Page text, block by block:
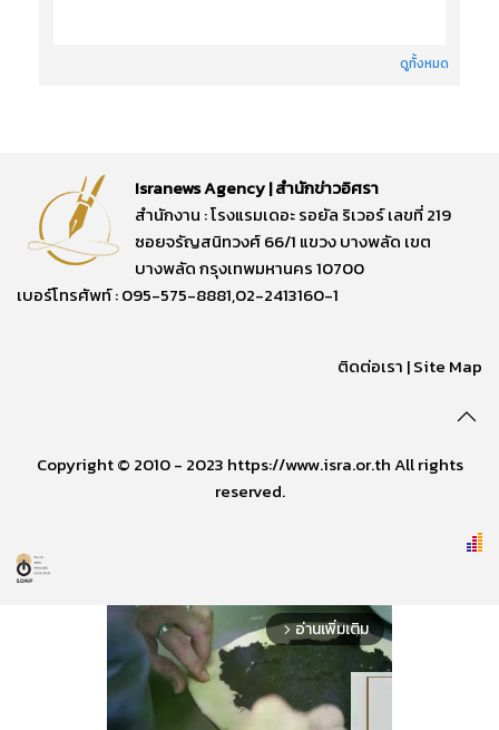
ดูทั้งหมด
Isranews Agency | สำนักข่าวอิศรา
สำนักงาน : โรงแรมเดอะ รอยัล ริเวอร์ เลขที่ 219
ซอยจรัญสนิทวงศ์ 66/1 แขวง บางพลัด เขต
บางพลัด กรุงเทพมหานคร 10700
เบอร์โทรศัพท์ : 095-575-8881,02-2413160-1
ติดต่อเรา |Site Map
Copyright © 2010 - 2023 https://www.isra.or.th All rights
reserved.
arrow_forward_ios อ่านเพิ่มเติม